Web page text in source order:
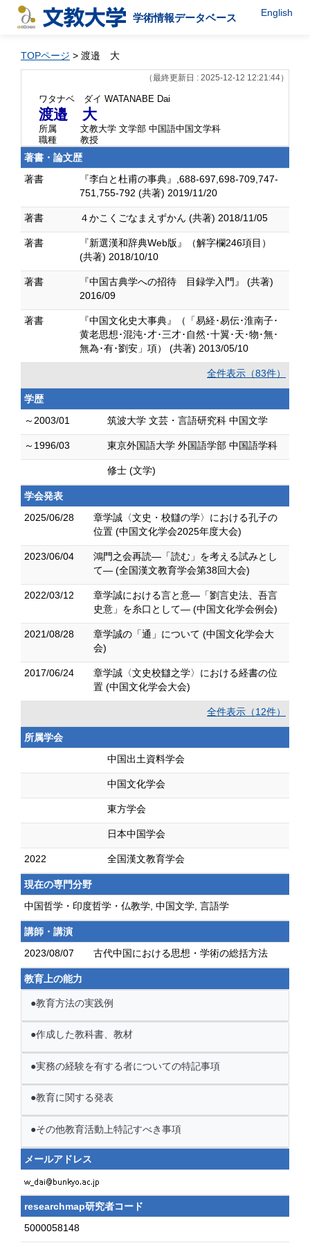
学術情報データベース English
TOPページ > 渡邉 大
（最終更新日 : 2025-12-12 12:21:44）
ワタナベ ダイ WATANABE Dai
渡邉 大
所属
文教大学 文学部 中国語中国文学科
職種
教授
著書・論文歴
著書
『李白と杜甫の事典』,688-697,698-709,747-
751,755-792 (共著) 2019/11/20
著書 ４かこくごなまえずかん (共著) 2018/11/05
著書
『新選漢和辞典Web版』（解字欄246項目）
(共著) 2018/10/10
著書
『中国古典学への招待 目録学入門』 (共著)
2016/09
著書
『中国文化史大事典』（「易経･易伝･淮南子･
黄老思想･混沌･才･三才･自然･十翼･天･物･無･
無為･有･劉安」項） (共著) 2013/05/10
全件表示（83件）
学歴
～2003/01
筑波大学 文芸・言語研究科 中国文学
～1996/03 東京外国語大学 外国語学部 中国語学科
修士 (文学)
学会発表
2025/06/28
章学誠〈文史・校讎の学〉における孔子の
位置 (中国文化学会2025年度大会)
2023/06/04
鴻門之会再読―「読む」を考える試みとし
て― (全国漢文教育学会第38回大会)
2022/03/12
章学誠における言と意―「劉言史法、吾言
史意」を糸口として― (中国文化学会例会)
2021/08/28
章学誠の「通」について (中国文化学会大
会)
2017/06/24
章学誠〈文史校讎之学〉における経書の位
置 (中国文化学会大会)
全件表示（12件）
所属学会
中国出土資料学会
中国文化学会
東方学会
日本中国学会
2022 全国漢文教育学会
現在の専門分野
中国哲学・印度哲学・仏教学, 中国文学, 言語学
講師・講演
2023/08/07
古代中国における思想・学術の総括方法
教育上の能力
●教育方法の実践例
●作成した教科書、教材
●実務の経験を有する者についての特記事項
●教育に関する発表
●その他教育活動上特記すべき事項
メールアドレス
researchmap研究者コード
5000058148